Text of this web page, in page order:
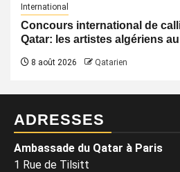
International
Concours international de
Qatar: les artistes algériens
8 août 2026 Qatarien
ADRESSES
Ambassade du Qatar à Paris
1 Rue de Tilsitt